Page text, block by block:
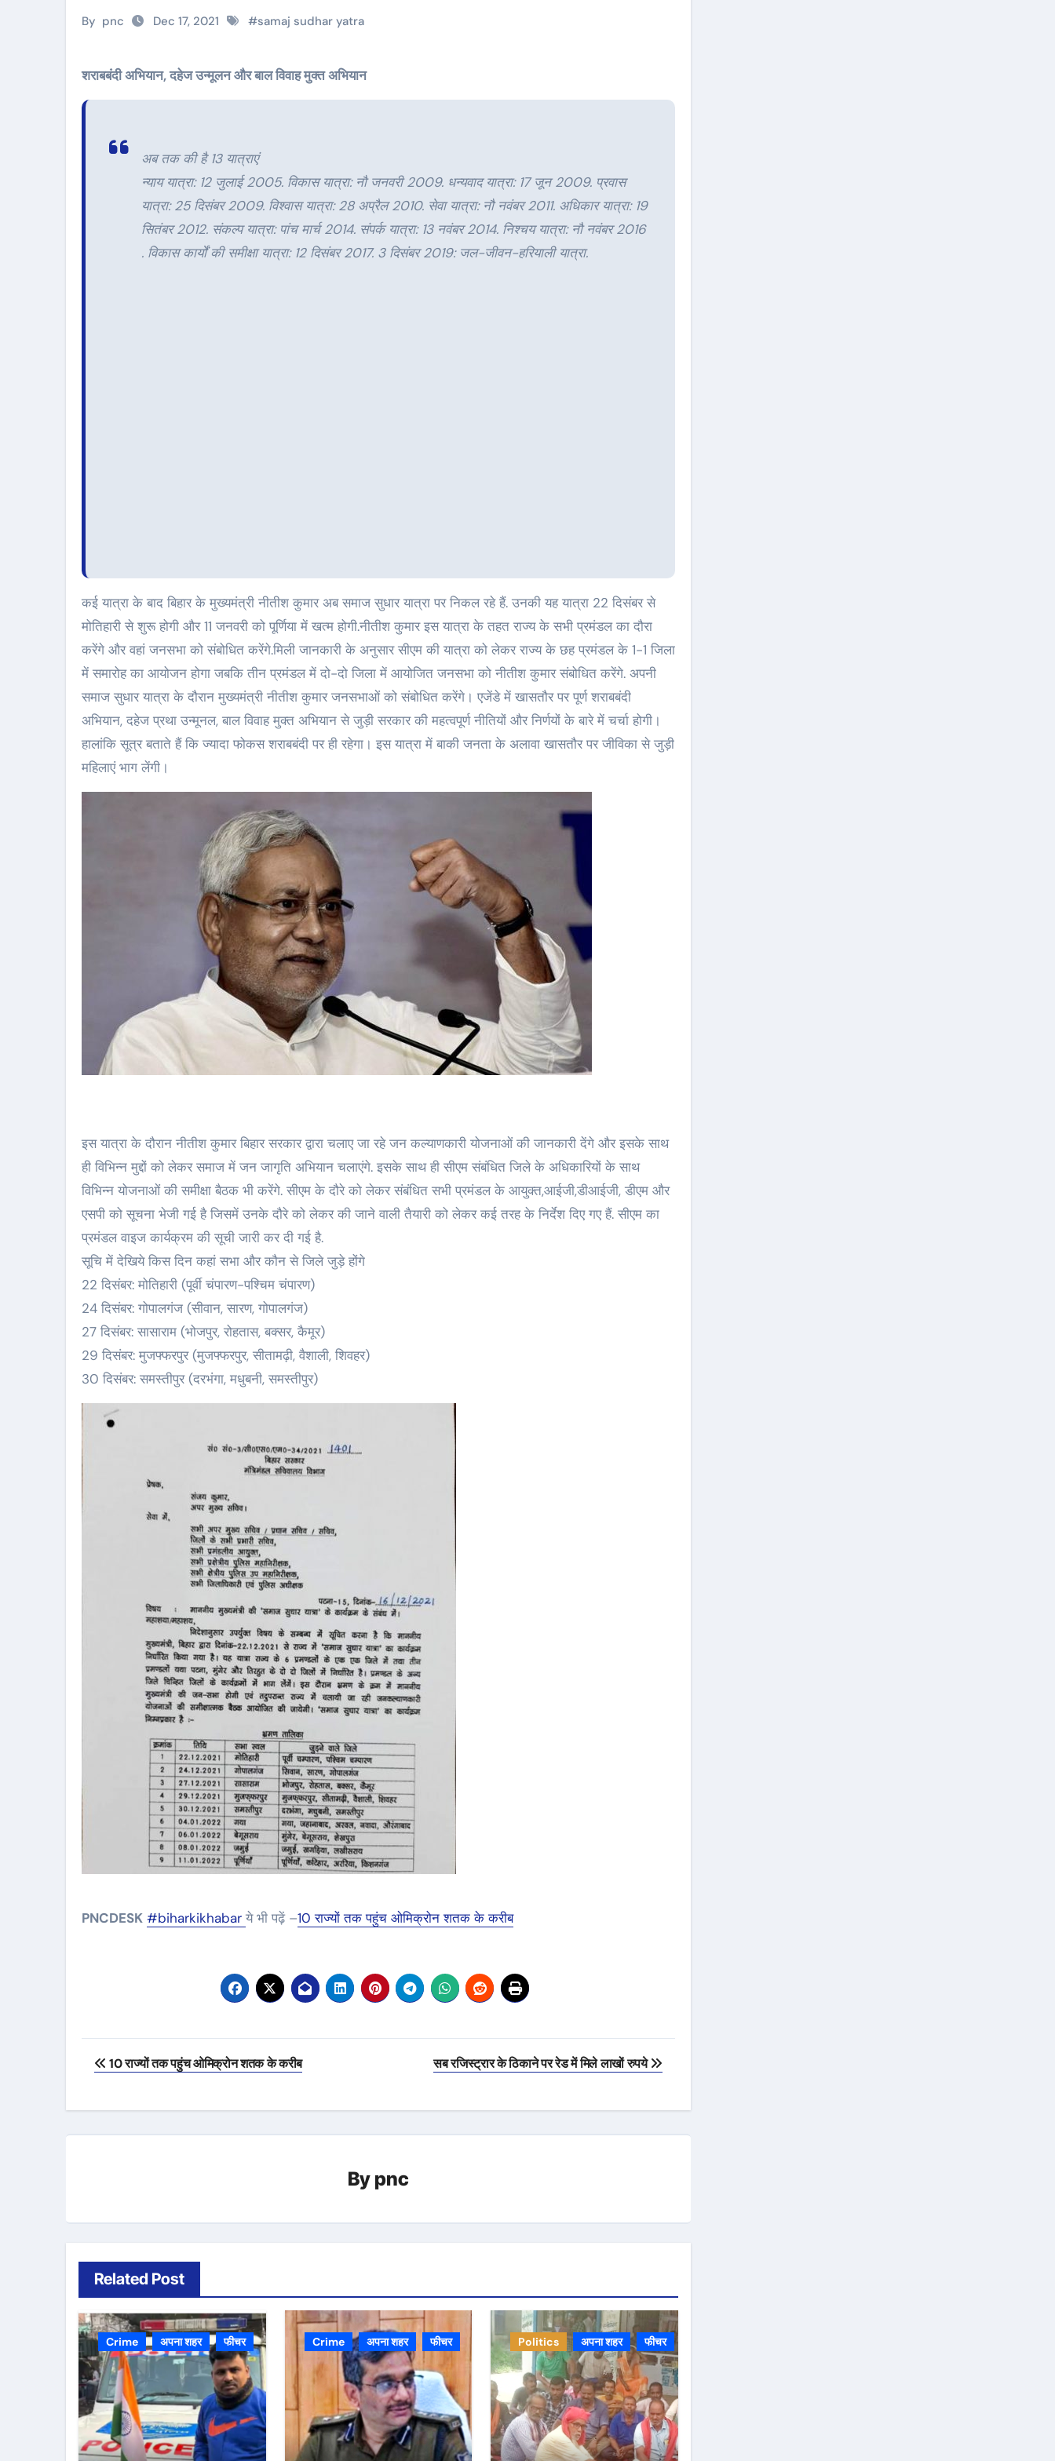
By pnc Dec 17, 2021 #samaj sudhar yatra
शराबबंदी अभियान, दहेज उन्मूलन और बाल विवाह मुक्त अभियान
अब तक की है 13 यात्राएं
न्याय यात्रा: 12 जुलाई 2005. विकास यात्रा: नौ जनवरी 2009. धन्यवाद यात्रा: 17 जून 2009. प्रवास
यात्रा: 25 दिसंबर 2009. विश्वास यात्रा: 28 अप्रैल 2010. सेवा यात्रा: नौ नवंबर 2011. अधिकार यात्रा: 19
सितंबर 2012. संकल्प यात्रा: पांच मार्च 2014. संपर्क यात्रा: 13 नवंबर 2014. निश्चय यात्रा: नौ नवंबर 2016
. विकास कार्यों की समीक्षा यात्रा: 12 दिसंबर 2017. 3 दिसंबर 2019: जल-जीवन-हरियाली यात्रा.
कई यात्रा के बाद बिहार के मुख्यमंत्री नीतीश कुमार अब समाज सुधार यात्रा पर निकल रहे हैं. उनकी यह यात्रा 22 दिसंबर से
मोतिहारी से शुरू होगी और 11 जनवरी को पूर्णिया में खत्म होगी.नीतीश कुमार इस यात्रा के तहत राज्य के सभी प्रमंडल का दौरा
करेंगे और वहां जनसभा को संबोधित करेंगे.मिली जानकारी के अनुसार सीएम की यात्रा को लेकर राज्य के छह प्रमंडल के 1-1 जिला
में समारोह का आयोजन होगा जबकि तीन प्रमंडल में दो-दो जिला में आयोजित जनसभा को नीतीश कुमार संबोधित करेंगे. अपनी
समाज सुधार यात्रा के दौरान मुख्यमंत्री नीतीश कुमार जनसभाओं को संबोधित करेंगे। एजेंडे में खासतौर पर पूर्ण शराबबंदी
अभियान, दहेज प्रथा उन्मूनल, बाल विवाह मुक्त अभियान से जुड़ी सरकार की महत्वपूर्ण नीतियों और निर्णयों के बारे में चर्चा होगी।
हालांकि सूत्र बताते हैं कि ज्यादा फोकस शराबबंदी पर ही रहेगा। इस यात्रा में बाकी जनता के अलावा खासतौर पर जीविका से जुड़ी
महिलाएं भाग लेंगी।
इस यात्रा के दौरान नीतीश कुमार बिहार सरकार द्वारा चलाए जा रहे जन कल्याणकारी योजनाओं की जानकारी देंगे और इसके साथ
ही विभिन्न मुद्दों को लेकर समाज में जन जागृति अभियान चलाएंगे. इसके साथ ही सीएम संबंधित जिले के अधिकारियों के साथ
विभिन्न योजनाओं की समीक्षा बैठक भी करेंगे. सीएम के दौरे को लेकर संबंधित सभी प्रमंडल के आयुक्त,आईजी,डीआईजी, डीएम और
एसपी को सूचना भेजी गई है जिसमें उनके दौरे को लेकर की जाने वाली तैयारी को लेकर कई तरह के निर्देश दिए गए हैं. सीएम का
प्रमंडल वाइज कार्यक्रम की सूची जारी कर दी गई है.
सूचि में देखिये किस दिन कहां सभा और कौन से जिले जुड़े होंगे
22 दिसंबर: मोतिहारी (पूर्वी चंपारण-पश्चिम चंपारण)
24 दिसंबर: गोपालगंज (सीवान, सारण, गोपालगंज)
27 दिसंबर: सासाराम (भोजपुर, रोहतास, बक्सर, कैमूर)
29 दिसंबर: मुजफ्फरपुर (मुजफ्फरपुर, सीतामढ़ी, वैशाली, शिवहर)
30 दिसंबर: समस्तीपुर (दरभंगा, मधुबनी, समस्तीपुर)
PNCDESK #biharkikhabar ये भी पढ़ें –10 राज्यों तक पहुंच ओमिक्रोन शतक के करीब
Post
10 राज्यों तक पहुंच ओमिक्रोन शतक के करीब सब रजिस्ट्रार के ठिकाने पर रेड में मिले लाखों रुपये
By pnc
Related Post
Crime अपना शहर फीचर Crime अपना शहर फीचर Politics अपना शहर फीचर